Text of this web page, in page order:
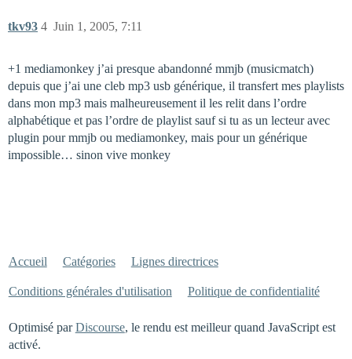
tkv93 Juin 1, 2005, 7:11
4
+1 mediamonkey j’ai presque abandonné mmjb (musicmatch)
depuis que j’ai une cleb mp3 usb générique, il transfert mes playlists
dans mon mp3 mais malheureusement il les relit dans l’ordre
alphabétique et pas l’ordre de playlist sauf si tu as un lecteur avec
plugin pour mmjb ou mediamonkey, mais pour un générique
impossible… sinon vive monkey
Accueil Catégories Lignes directrices
Conditions générales d'utilisation Politique de confidentialité
Optimisé parDiscourse, le rendu est meilleur quand JavaScript est
activé.